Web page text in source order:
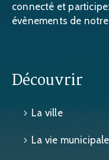
connecté et
évènements de
Découvrir
La ville
La vie municipale